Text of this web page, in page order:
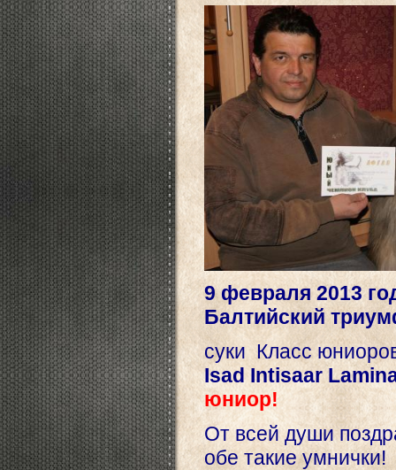
9 февраля 2013
Балтийский
cуки Класс
Isad Intisaar
юниор!
От всей души
обе такие умнички!